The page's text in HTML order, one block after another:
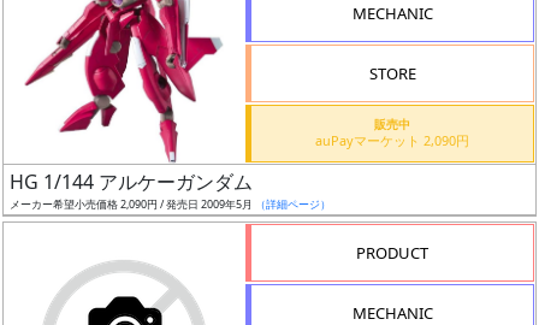
ー
ズ・
タ
MECHANIC
STORE
販売中
auPayマーケット 2,090円
HG 1/144 アルケーガンダム
メーカー希望小売価格 2,090円 / 発売日 2009年5月 （詳細ページ）
PRODUCT
MECHANIC